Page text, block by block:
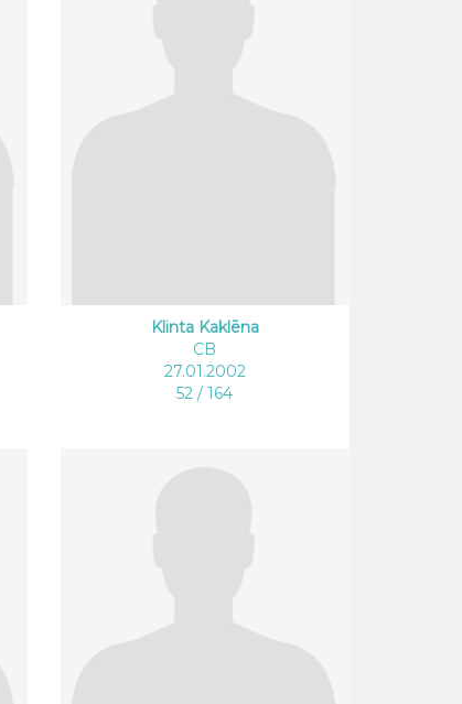
Klinta Kaklēna
CB
27.01.2002
52 / 164